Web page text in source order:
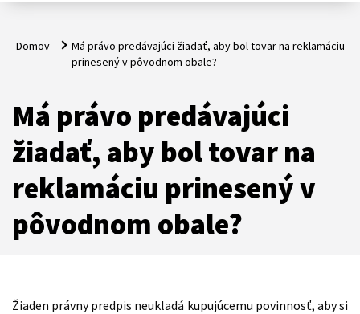
Domov
Má právo predávajúci žiadať, aby bol tovar na reklamáciu
prinesený v pôvodnom obale?
Má právo predávajúci
žiadať, aby bol tovar na
reklamáciu prinesený v
pôvodnom obale?
Žiaden právny predpis neukladá kupujúcemu povinnosť, aby si